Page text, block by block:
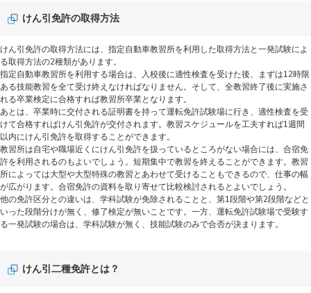
けん引免許の取得方法
けん引免許の取得方法には、指定自動車教習所を利用した取得方法と一発試験によ
る取得方法の2種類があります。
指定自動車教習所を利用する場合は、入校後に適性検査を受けた後、まずは12時限
ある技能教習を全て受け終えなければなりません。そして、全教習終了後に実施さ
れる卒業検定に合格すれば教習所卒業となります。
あとは、卒業時に交付される証明書を持って運転免許試験場に行き、適性検査を受
けて合格すればけん引免許が交付されます。教習スケジュールを工夫すれば1週間
以内にけん引免許を取得することができます。
教習所は自宅や職場近くにけん引免許を扱っているところがない場合には、合宿免
許を利用されるのもよいでしょう。短期集中で教習を終えることができます。教習
所によっては大型や大型特殊の教習とあわせて受けることもできるので、仕事の幅
が広がります。合宿免許の資料を取り寄せて比較検討されるとよいでしょう。
他の免許区分との違いは、学科試験が免除されることと、第1段階や第2段階などと
いった段階分けが無く、修了検定が無いことです。一方、運転免許試験場で受験す
る一発試験の場合は、学科試験が無く、技能試験のみで合否が決まります。
けん引二種免許とは？